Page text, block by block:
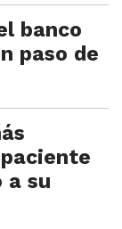
banco
paso de
a su